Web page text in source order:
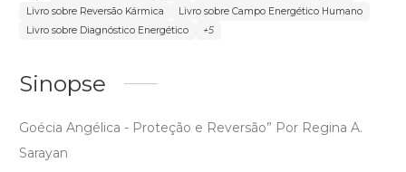
Livro sobre Reversão Kármica
Livro sobre Campo Energético Humano
Livro sobre Diagnóstico Energético
+5
Sinopse
Goécia Angélica - Proteção e Reversão” Por Regina A.
Sarayan